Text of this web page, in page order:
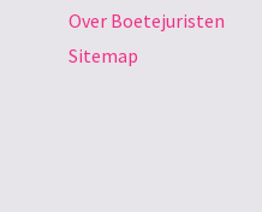
Over Boetejuristen
Sitemap